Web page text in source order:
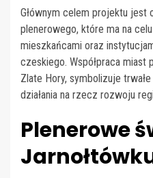
Głównym celem projektu jest
plenerowego, które ma na
mieszkańcami oraz
czeskiego. Współpraca miast
Zlate Hory, symbolizuje
działania na rzecz rozwoju
Plenerowe